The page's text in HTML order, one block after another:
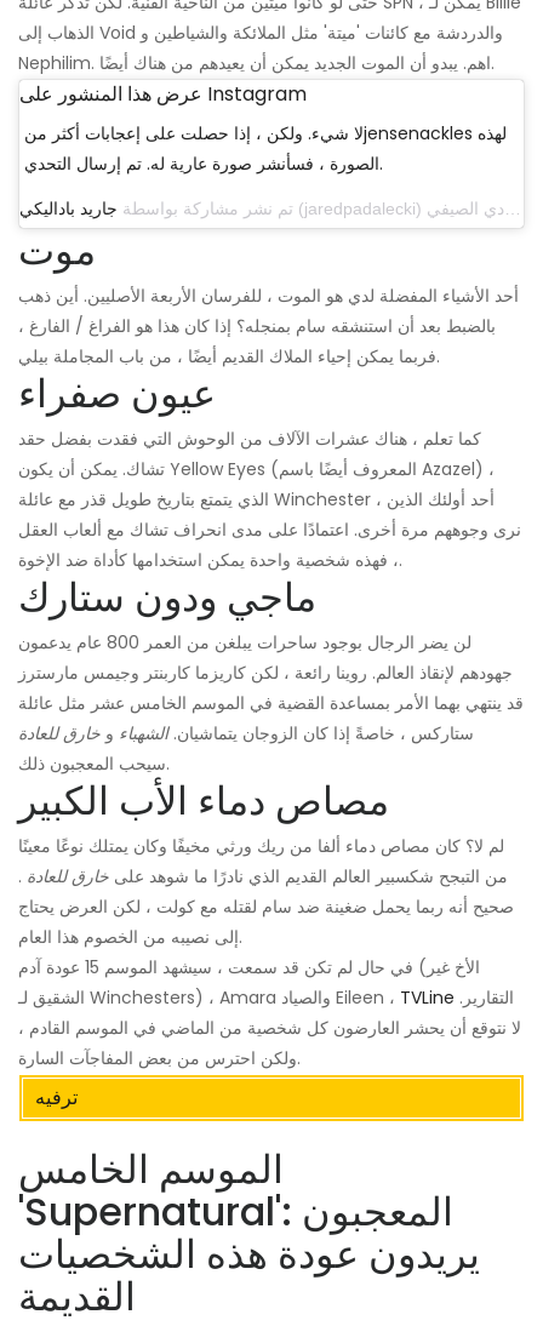
الذهاب إلى Void والدردشة مع كائنات 'ميتة' مثل الملائكة والشياطين و
Nephilim. اهم. يبدو أن الموت الجديد يمكن أن يعيدهم من هناك أيضًا.
عرض هذا المنشور على Instagram
لا شيء. ولكن ، إذا حصلت على إعجابات أكثر منjensenackles لهذه
الصورة ، فسأنشر صورة عارية له. تم إرسال التحدي.
تم نشر مشاركة بواسطة جاريد باداليكي
موت
أحد الأشياء المفضلة لدي هو الموت ، للفرسان الأربعة الأصليين. أين ذهب
بالضبط بعد أن استنشقه سام بمنجله؟ إذا كان هذا هو الفراغ / الفارغ ،
فربما يمكن إحياء الملاك القديم أيضًا ، من باب المجاملة بيلي.
عيون صفراء
كما تعلم ، هناك عشرات الآلاف من الوحوش التي فقدت بفضل حقد
تشاك. يمكن أن يكون Yellow Eyes (المعروف أيضًا باسم Azazel) ،
الذي يتمتع بتاريخ طويل قذر مع عائلة Winchester ، أحد أولئك الذين
نرى وجوههم مرة أخرى. اعتمادًا على مدى انحراف تشاك مع ألعاب العقل
، فهذه شخصية واحدة يمكن استخدامها كأداة ضد الإخوة.
ماجي ودون ستارك
لن يضر الرجال بوجود ساحرات يبلغن من العمر 800 عام يدعمون
جهودهم لإنقاذ العالم. روينا رائعة ، لكن كاريزما كاربنتر وجيمس مارسترز
قد ينتهي بهما الأمر بمساعدة القضية في الموسم الخامس عشر مثل عائلة
ستاركس ، خاصةً إذا كان الزوجان يتماشيان.الشهباء و خارق للعادة
سيحب المعجبون ذلك.
مصاص دماء الأب الكبير
لم لا؟ كان مصاص دماء ألفا من ريك ورثي مخيفًا وكان يمتلك نوعًا معينًا
من التبجح شكسبير العالم القديم الذي نادرًا ما شوهد على خارق للعادة .
صحيح أنه ربما يحمل ضغينة ضد سام لقتله مع كولت ، لكن العرض يحتاج
إلى نصيبه من الخصوم هذا العام.
في حال لم تكن قد سمعت ، سيشهد الموسم 15 عودة آدم (الأخ غير
الشقيق لـ Winchesters) ، Amara والصياد Eileen ، TVLine
لا نتوقع أن يحشر العارضون كل شخصية من الماضي في الموسم القادم ،
ولكن احترس من بعض المفاجآت السارة.
ترفيه
الموسم الخامس
'Supernatural': المعجبون
يريدون عودة هذه الشخصيات
القديمة